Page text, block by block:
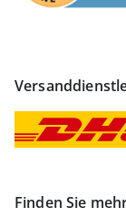
Finden Sie